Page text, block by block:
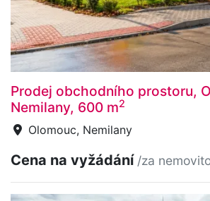
Prodej obchodního prostoru,
Nemilany, 600 m2
Olomouc, Nemilany
Cena na vyžádání /za